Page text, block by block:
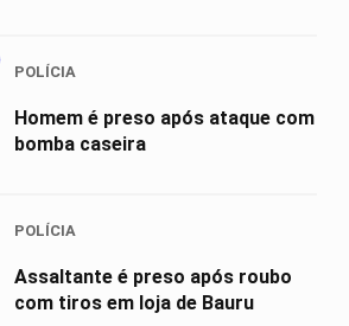
POLÍCIA
Homem é preso após ataque com
bomba caseira
POLÍCIA
Assaltante é preso após roubo
com tiros em loja de Bauru